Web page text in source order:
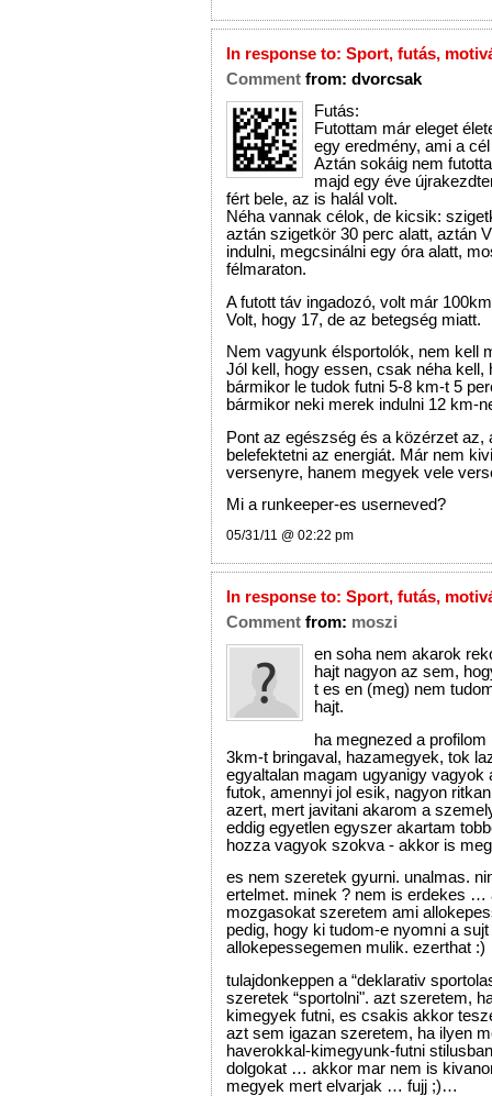
In response to:Sport, futás,
Comment from:dvorcsak
Futás:
Futottam már eleget
egy eredmény, ami a
Aztán sokáig nem
majd egy éve
fért bele, az is halál volt.
Néha vannak célok, de kicsik:
aztán szigetkör 30 perc alatt, aztán
indulni, megcsinálni egy óra alatt,
félmaraton.
A futott táv ingadozó, volt már
Volt, hogy 17, de az betegség miatt.
Nem vagyunk élsportolók, nem kell
Jól kell, hogy essen, csak néha kell,
bármikor le tudok futni 5-8 km-t 5
bármikor neki merek indulni 12 km-
Pont az egészség és a közérzet az,
belefektetni az energiát. Már nem
versenyre, hanem megyek vele
Mi a runkeeper-es userneved?
05/31/11 @ 02:22 pm
In response to:Sport, futás,
Comment from: moszi
en soha nem akarok
hajt nagyon az sem,
t es en (meg) nem
hajt.
ha megnezed a
3km-t bringaval, hazamegyek, tok
egyaltalan magam ugyanigy vagyok
futok, amennyi jol esik, nagyon
azert, mert javitani akarom a
eddig egyetlen egyszer akartam
hozza vagyok szokva - akkor is
es nem szeretek gyurni. unalmas.
ertelmet. minek ? nem is erdekes …
mozgasokat szeretem ami
pedig, hogy ki tudom-e nyomni a
allokepessegemen mulik. ezerthat
tulajdonkeppen a “deklarativ
szeretek “sportolni". azt szeretem,
kimegyek futni, es csakis akkor
azt sem igazan szeretem, ha ilyen
haverokkal-kimegyunk-futni
dolgokat … akkor mar nem is
megyek mert elvarjak … fujj ;)…